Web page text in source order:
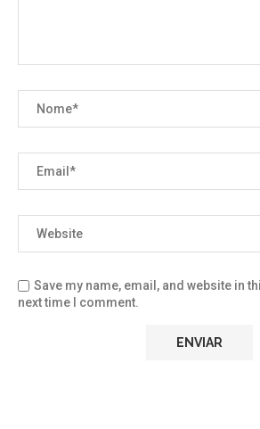
Save my name, email, and website in
next time I comment.